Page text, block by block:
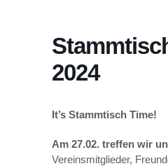
2024
It’s Stammtisch Time!
Am 27.02. treffen wir
Vereinsmitglieder,